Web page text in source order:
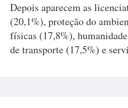
Depois aparecem as
(20,1%), proteção do
físicas (17,8%),
de transporte (17,5%) e